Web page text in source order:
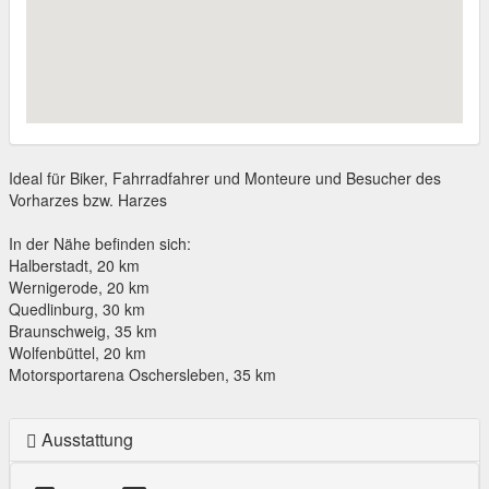
Ideal für Biker, Fahrradfahrer und Monteure und Besucher des
Vorharzes bzw. Harzes
In der Nähe befinden sich:
Halberstadt, 20 km
Wernigerode, 20 km
Quedlinburg, 30 km
Braunschweig, 35 km
Wolfenbüttel, 20 km
Motorsportarena Oschersleben, 35 km
Ausstattung